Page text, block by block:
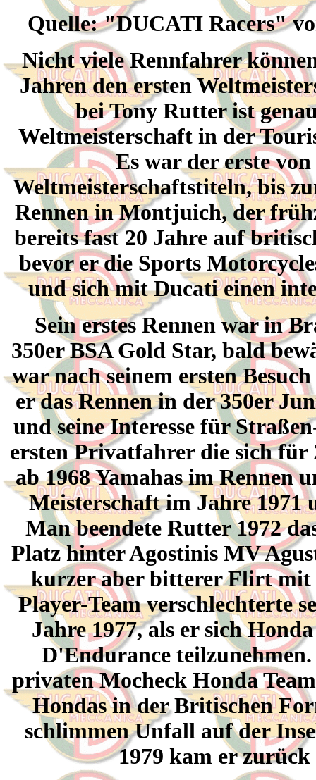
Quelle: "DUCATI Racers"
Nicht viele Rennfahrer
Jahren den ersten
bei Tony Rutter ist
Weltmeisterschaft in der
Es war der erste
Weltmeisterschaftstiteln, bis
Rennen in Montjuich, der
bereits fast 20 Jahre auf
bevor er die Sports
und sich mit Ducati einen
Sein erstes Rennen war in
350er BSA Gold Star, bald
war nach seinem ersten
er das Rennen in der 350er
und seine Interesse für
ersten Privatfahrer die sich
ab 1968 Yamahas im Rennen
Meisterschaft im Jahre 1971
Man beendete Rutter 1972
Platz hinter Agostinis MV
kurzer aber bitterer Flirt mit
Player-Team verschlechterte
Jahre 1977, als er sich
D'Endurance
privaten Mocheck Honda
Hondas in der Britischen
schlimmen Unfall auf der
1979 kam er